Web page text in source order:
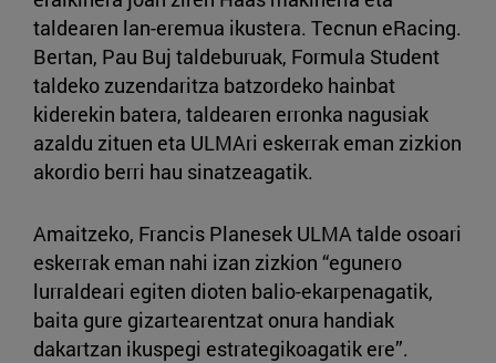
taldearen lan-eremua ikustera. Tecnun eRacing.
Bertan, Pau Buj taldeburuak, Formula Student
taldeko zuzendaritza batzordeko hainbat
kiderekin batera, taldearen erronka nagusiak
azaldu zituen eta ULMAri eskerrak eman zizkion
akordio berri hau sinatzeagatik.
Amaitzeko, Francis Planesek ULMA talde osoari
eskerrak eman nahi izan zizkion “egunero
lurraldeari egiten dioten balio-ekarpenagatik,
baita gure gizartearentzat onura handiak
dakartzan ikuspegi estrategikoagatik ere”.